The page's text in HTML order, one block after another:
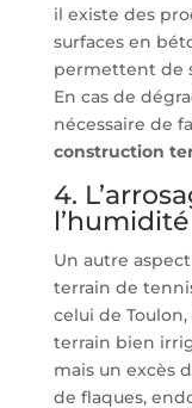
il existe des
surfaces en
permettent de
En cas de
nécessaire de
construction
4.
l’humidité
Un autre
terrain de
celui de
terrain bien
mais un excès
de flaques,